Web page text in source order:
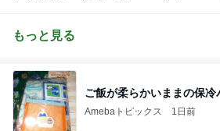
もっと見る
ご飯が柔らかいままの保冷
Amebaトピックス 1日前